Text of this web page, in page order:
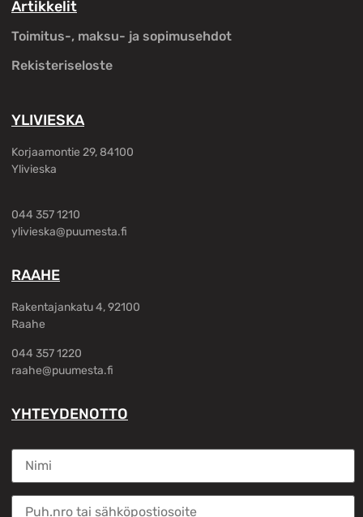
Artikkelit
Toimitus-, maksu- ja sopimusehdot
Rekisteriseloste
YLIVIESKA
Korjaamontie 29, 84100
Ylivieska
044 357 1210
ylivieska@puumesta.fi
RAAHE
Rakentajankatu 4, 92100
Raahe
044 357 1220
raahe@puumesta.fi
YHTEYDENOTTO